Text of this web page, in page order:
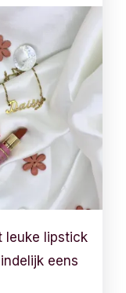
leuke lipstick
eens